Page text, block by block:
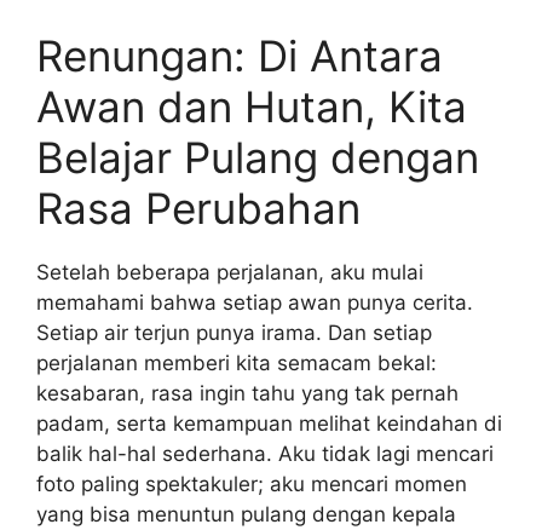
Renungan: Di Antara
Awan dan Hutan, Kita
Belajar Pulang dengan
Rasa Perubahan
Setelah beberapa perjalanan, aku mulai
memahami bahwa setiap awan punya cerita.
Setiap air terjun punya irama. Dan setiap
perjalanan memberi kita semacam bekal:
kesabaran, rasa ingin tahu yang tak pernah
padam, serta kemampuan melihat keindahan di
balik hal-hal sederhana. Aku tidak lagi mencari
foto paling spektakuler; aku mencari momen
yang bisa menuntun pulang dengan kepala